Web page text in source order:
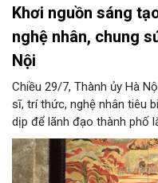
Khơi nguồn sáng
nghệ nhân, chung
Nội
Chiều 29/7, Thành ủy Hà
sĩ, trí thức, nghệ nhân tiêu
dịp để lãnh đạo thành phố
triển khoa học công nghệ,
hóa và phát huy nguồn lực
mới cho sự phát triển